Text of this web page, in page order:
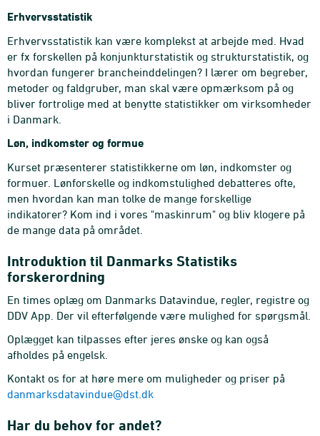
Erhvervsstatistik
Erhvervsstatistik kan være komplekst at arbejde med. Hvad
er fx forskellen på konjunkturstatistik og strukturstatistik, og
hvordan fungerer brancheinddelingen? I lærer om begreber,
metoder og faldgruber, man skal være opmærksom på og
bliver fortrolige med at benytte statistikker om virksomheder
i Danmark.
Løn, indkomster og formue
Kurset præsenterer statistikkerne om løn, indkomster og
formuer. Lønforskelle og indkomstulighed debatteres ofte,
men hvordan kan man tolke de mange forskellige
indikatorer? Kom ind i vores "maskinrum" og bliv klogere på
de mange data på området.
Introduktion til Danmarks Statistiks
forskerordning
En times oplæg om Danmarks Datavindue, regler, registre og
DDV App. Der vil efterfølgende være mulighed for spørgsmål.
Oplægget kan tilpasses efter jeres ønske og kan også
afholdes på engelsk.
Kontakt os for at høre mere om muligheder og priser på
danmarksdatavindue@dst.dk
Har du behov for andet?